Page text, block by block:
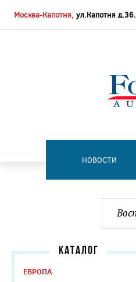
Москва-Капотня, ул.Капотня д.36.
НОВОСТИ
КАТАЛОГ
ЕВРОПА